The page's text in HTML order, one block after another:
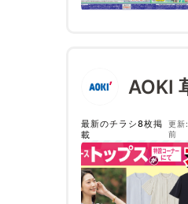
AOKI
最新のチラシ8枚掲
載
更新
前